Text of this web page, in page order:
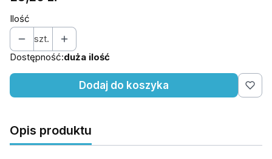
Ilość
szt.
Dostępność:duża ilość
Dodaj do koszyka
Opis produktu